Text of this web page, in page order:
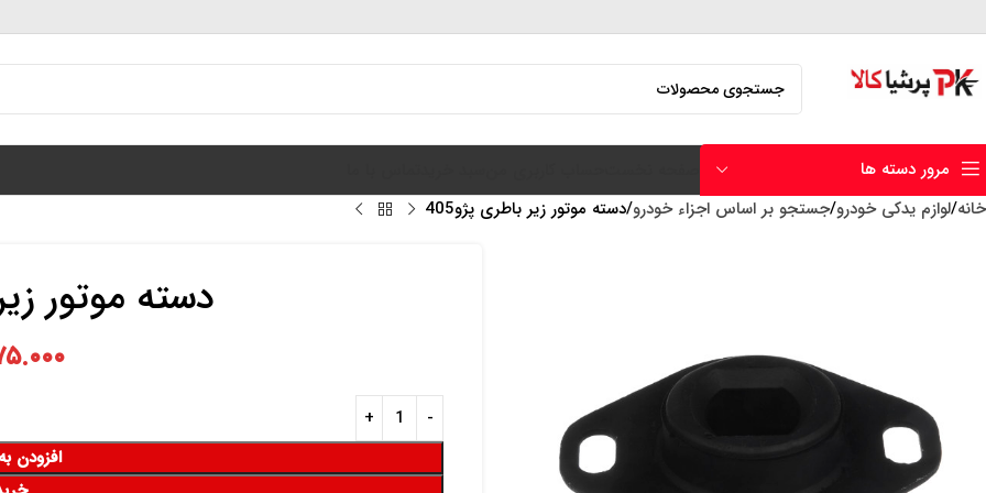
مرور دسته ها
خانه لوازم یدکی خودرو جستجو بر اساس اجزاء خودرو دسته موتور زیر باطری پژو405
دسته موتور زیر
افزودن